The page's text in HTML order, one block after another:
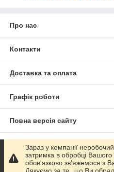
Про нас
Контакти
Доставка та оплата
Графік роботи
Повна версія сайту
Сайт створено на
Політика конфіденційності
Зараз у компанії
затримка в обробці
обов'язково зв'яжемося з